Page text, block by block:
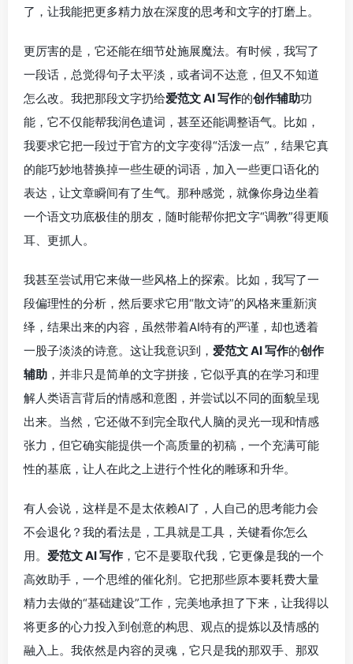
了，让我能把更多精力放在深度的思考和文字的打磨上。
更厉害的是，它还能在细节处施展魔法。有时候，我写了
一段话，总觉得句子太平淡，或者词不达意，但又不知道
怎么改。我把那段文字扔给爱范文 AI 写作的创作辅助功
能，它不仅能帮我润色遣词，甚至还能调整语气。比如，
我要求它把一段过于官方的文字变得“活泼一点”，结果它真
的能巧妙地替换掉一些生硬的词语，加入一些更口语化的
表达，让文章瞬间有了生气。那种感觉，就像你身边坐着
一个语文功底极佳的朋友，随时能帮你把文字“调教”得更顺
耳、更抓人。
我甚至尝试用它来做一些风格上的探索。比如，我写了一
段偏理性的分析，然后要求它用“散文诗”的风格来重新演
绎，结果出来的内容，虽然带着AI特有的严谨，却也透着
一股子淡淡的诗意。这让我意识到， 爱范文 AI 写作的创作
辅助 ，并非只是简单的文字拼接，它似乎真的在学习和理
解人类语言背后的情感和意图，并尝试以不同的面貌呈现
出来。当然，它还做不到完全取代人脑的灵光一现和情感
张力，但它确实能提供一个高质量的初稿，一个充满可能
性的基底，让人在此之上进行个性化的雕琢和升华。
有人会说，这样是不是太依赖AI了，人自己的思考能力会
不会退化？我的看法是，工具就是工具，关键看你怎么
用。 爱范文 AI 写作 ，它不是要取代我，它更像是我的一个
高效助手，一个思维的催化剂。它把那些原本要耗费大量
精力去做的“基础建设”工作，完美地承担了下来，让我得以
将更多的心力投入到创意的构思、观点的提炼以及情感的
融入上。我依然是内容的灵魂，它只是我的那双手、那双